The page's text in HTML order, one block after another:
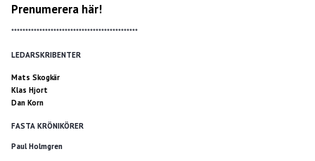
Prenumerera här!
*********************************************
LEDARSKRIBENTER
Mats Skogkär
Klas Hjort
Dan Korn
FASTA KRÖNIKÖRER
Paul Holmgren